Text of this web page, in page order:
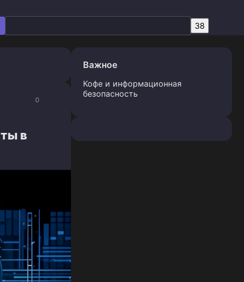
0
в
Важное
Кофе и информационная
безопасность